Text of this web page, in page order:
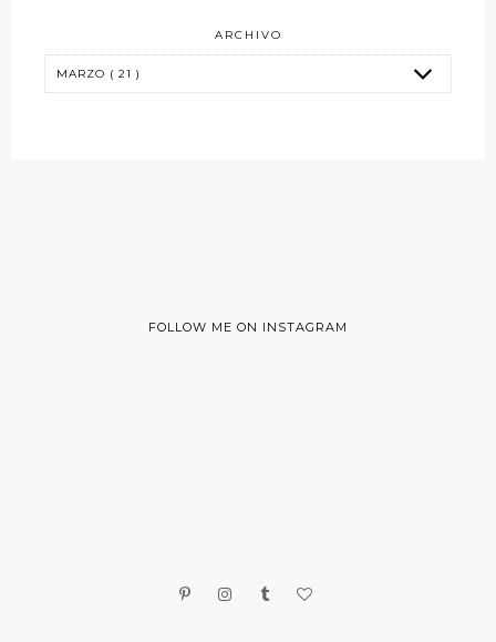
ARCHIVO
FOLLOW ME ON INSTAGRAM